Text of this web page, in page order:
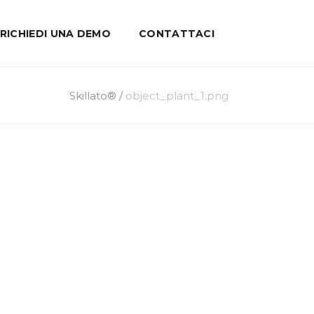
RICHIEDI UNA DEMO CONTATTACI
Skillato® / object_plant_1.png